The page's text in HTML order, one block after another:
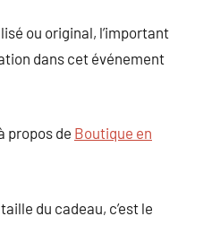
ou original, l’important
dans cet événement
propos de Boutique en
du cadeau, c’est le